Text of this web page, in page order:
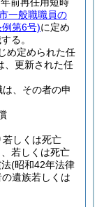
一般職職員の
第6号)に定め
る。
め定められた任
、更新された任
、その者の申
しくは死亡
若しくは死亡
(昭和42年法律
遺族若しくは